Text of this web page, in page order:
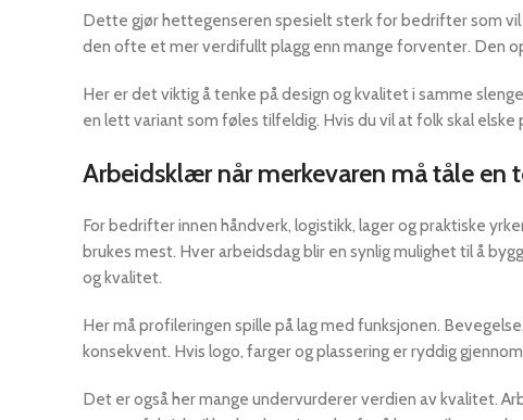
Dette gjør hettegenseren spesielt sterk for bedrifter som
den ofte et mer verdifullt plagg enn mange forventer. Den
Her er det viktig å tenke på design og kvalitet i samme
en lett variant som føles tilfeldig. Hvis du vil at folk skal
Arbeidsklær når merkevaren må tåle en
For bedrifter innen håndverk, logistikk, lager og praktiske
brukes mest. Hver arbeidsdag blir en synlig mulighet til å
og kvalitet.
Her må profileringen spille på lag med funksjonen.
konsekvent. Hvis logo, farger og plassering er ryddig
Det er også her mange undervurderer verdien av kvalitet.